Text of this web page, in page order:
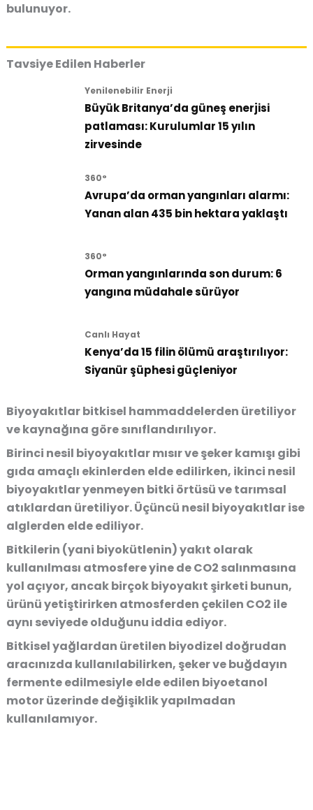
bulunuyor.
Tavsiye Edilen Haberler
Yenilenebilir Enerji
Büyük Britanya’da güneş enerjisi
patlaması: Kurulumlar 15 yılın
zirvesinde
360°
Avrupa’da orman yangınları alarmı:
Yanan alan 435 bin hektara yaklaştı
360°
Orman yangınlarında son durum: 6
yangına müdahale sürüyor
Canlı Hayat
Kenya’da 15 filin ölümü araştırılıyor:
Siyanür şüphesi güçleniyor
Biyoyakıtlar bitkisel hammaddelerden üretiliyor
ve kaynağına göre sınıflandırılıyor.
Birinci nesil biyoyakıtlar mısır ve şeker kamışı gibi
gıda amaçlı ekinlerden elde edilirken, ikinci nesil
biyoyakıtlar yenmeyen bitki örtüsü ve tarımsal
atıklardan üretiliyor. Üçüncü nesil biyoyakıtlar ise
alglerden elde ediliyor.
Bitkilerin (yani biyokütlenin) yakıt olarak
kullanılması atmosfere yine de CO2 salınmasına
yol açıyor, ancak birçok biyoyakıt şirketi bunun,
ürünü yetiştirirken atmosferden çekilen CO2 ile
aynı seviyede olduğunu iddia ediyor.
Bitkisel yağlardan üretilen biyodizel doğrudan
aracınızda kullanılabilirken, şeker ve buğdayın
fermente edilmesiyle elde edilen biyoetanol
motor üzerinde değişiklik yapılmadan
kullanılamıyor.